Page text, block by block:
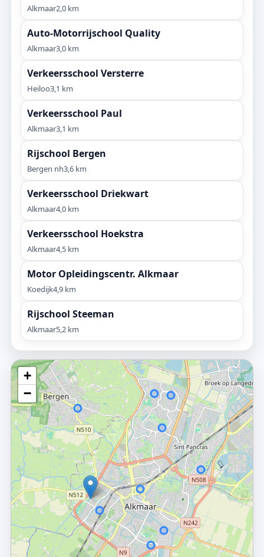
Alkmaar2,0 km
Auto-Motorrijschool Quality
Alkmaar3,0 km
Verkeersschool Versterre
Heiloo3,1 km
Verkeersschool Paul
Alkmaar3,1 km
Rijschool Bergen
Bergen nh3,6 km
Verkeersschool Driekwart
Alkmaar4,0 km
Verkeersschool Hoekstra
Alkmaar4,5 km
Motor Opleidingscentr. Alkmaar
Koedijk4,9 km
Rijschool Steeman
Alkmaar5,2 km
+
−